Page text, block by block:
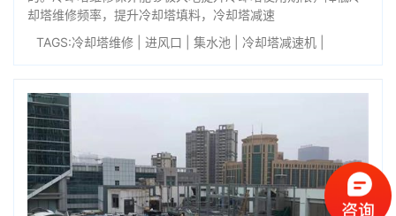
却塔维修频率，提升冷却塔填料，冷却塔减速
TAGS:冷却塔维修 进风口 集水池 冷却塔减速机